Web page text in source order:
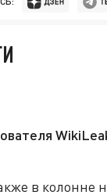
в колонне